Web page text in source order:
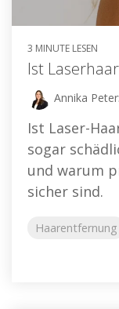
3 MINUTE LESEN
Ist
Annika Peter:
Ist Laser-
sogar
und warum
sicher sind.
Haarentfernung